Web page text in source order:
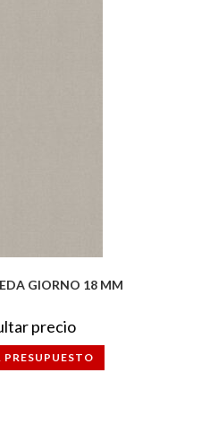
GIORNO 18 MM
precio